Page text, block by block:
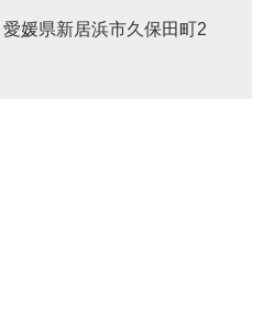
愛媛県新居浜市久保田町2